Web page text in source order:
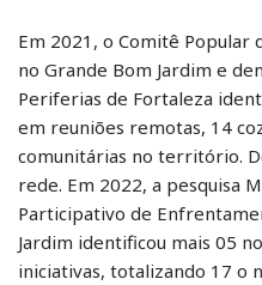
Em 2021, o Comitê Popular
no Grande Bom Jardim e
Periferias de Fortaleza
em reuniões remotas, 14
comunitárias no território.
rede. Em 2022, a pesquisa
Participativo de
Jardim identificou mais 05
iniciativas, totalizando 17 o